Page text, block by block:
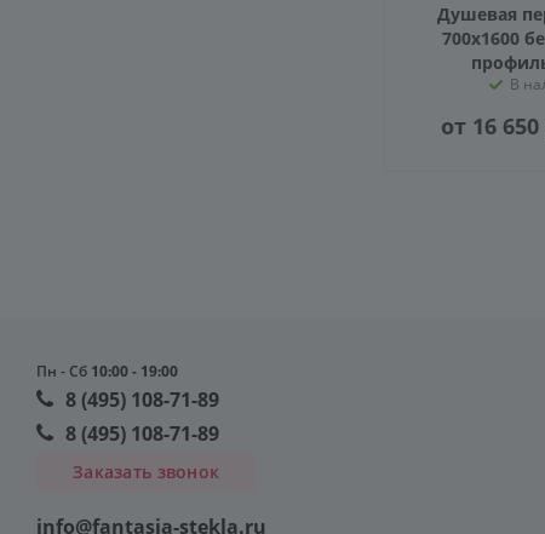
Душевая
700х1600
В
от 16 650
Пн - Сб 10:00 - 19:00
8 (495) 108-71-89
8 (495) 108-71-89
Заказать звонок
info@fantasia-stekla.ru